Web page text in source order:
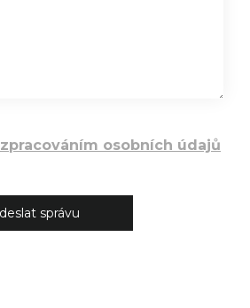
zpracováním osobních údajů